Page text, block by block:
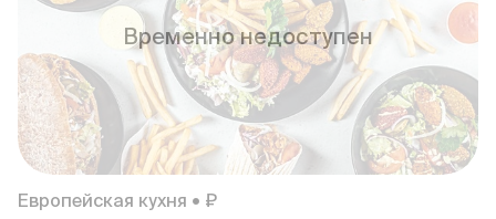
Временно недоступен
Европейская кухня • ₽